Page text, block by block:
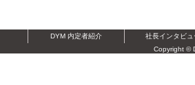
DYM 内定者紹介
社長インタビュ
Copyright ©